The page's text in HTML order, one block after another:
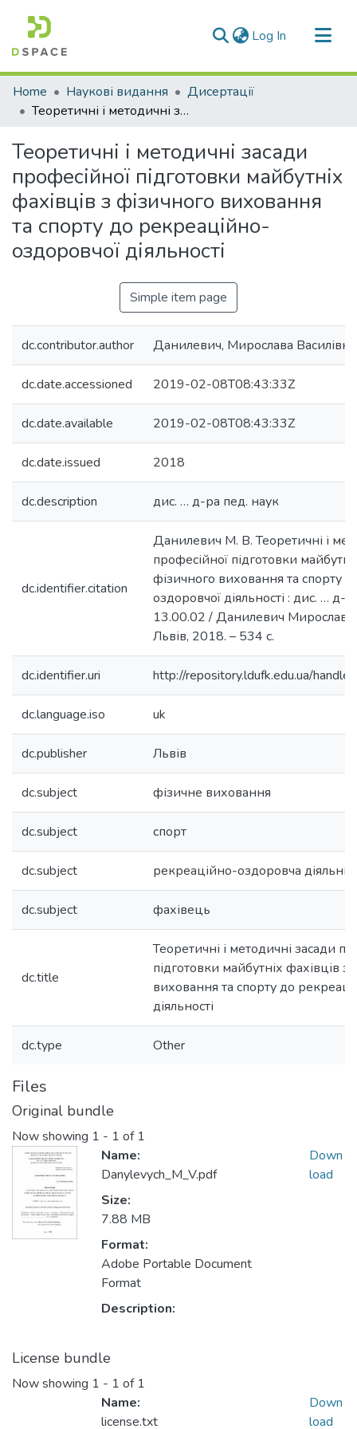
Log In (current)
Communities & Collections
All of DSpace
Home Наукові видання
Дисертації
Теоретичні і методичні засади професійної підготовки майбутніх фахівців з фізичного виховання та спорту до рекреаційно-оздоровчої діяльності
Теоретичні і методичні засади
професійної підготовки майбутніх
фахівців з фізичного виховання
та спорту до рекреаційно-
оздоровчої діяльності
Simple item page
dc.contributor.author Данилевич, Мирослава Василівна
dc.date.accessioned 2019-02-08T08:43:33Z
dc.date.available 2019-02-08T08:43:33Z
dc.date.issued 2018
dc.description дис. … д-ра пед. наук
dc.identifier.citation
Данилевич М. В. Теоретичні і
професійної підготовки
фізичного виховання та спорту
оздоровчої діяльності : дис. … д-
13.00.02 / Данилевич Мирослава
Львів, 2018. – 534 с.
dc.identifier.uri http://repository.ldufk.edu.ua/
dc.language.iso uk
dc.publisher Львів
dc.subject фізичне виховання
dc.subject спорт
dc.subject рекреаційно-оздоровча
dc.subject фахівець
dc.title
Теоретичні і методичні засади
підготовки майбутніх фахівців з
виховання та спорту до
діяльності
dc.type Other
Files
Original bundle
Now showing 1 - 1 of 1
Name:
Danylevych_M_V.pdf
Size:
7.88 MB
Format:
Adobe Portable Document
Format
Description:
Down
load
License bundle
Now showing 1 - 1 of 1
Name:
license.txt
Down
load